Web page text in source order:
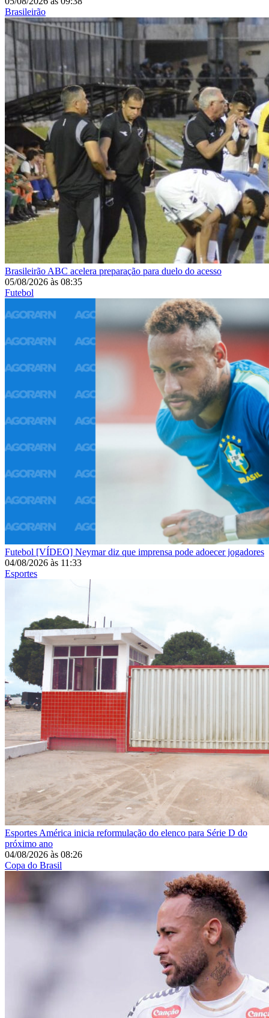
Brasileirão
Brasileirão ABC acelera preparação para duelo do acesso
05/08/2026 às 08:35
Futebol
Futebol [VÍDEO] Neymar diz que imprensa pode adoecer jogadores
04/08/2026 às 11:33
Esportes
Esportes América inicia reformulação do elenco para Série D do
próximo ano
04/08/2026 às 08:26
Copa do Brasil